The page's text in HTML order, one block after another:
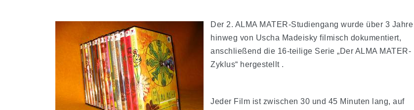
Der 2. ALMA MATER-Studiengang wurde über 3 Jahre
hinweg von Uscha Madeisky filmisch dokumentiert,
anschließend die 16-teilige Serie „Der ALMA MATER-
Zyklus“ hergestellt .
Jeder Film ist zwischen 30 und 45 Minuten lang, auf